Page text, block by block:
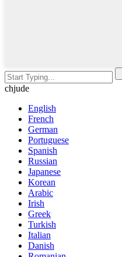
chjude
English
French
German
Portuguese
Spanish
Russian
Japanese
Korean
Arabic
Irish
Greek
Turkish
Italian
Danish